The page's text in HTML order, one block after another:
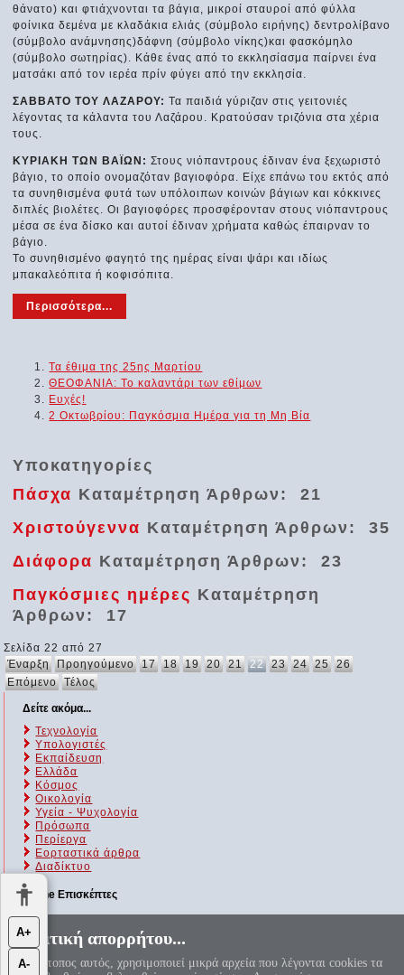
θάνατο) και φτιάχνονται τα βάγια, μικροί σταυροί από φύλλα
φοίνικα δεμένα με κλαδάκια ελιάς (σύμβολο ειρήνης) δεντρολίβανο
(σύμβολο ανάμνησης)δάφνη (σύμβολο νίκης)και φασκόμηλο
(σύμβολο σωτηρίας). Κάθε ένας από το εκκλησίασμα παίρνει ένα
ματσάκι από τον ιερέα πρίν φύγει από την εκκλησία.
ΣΑΒΒΑΤΟ ΤΟΥ ΛΑΖΑΡΟΥ: Τα παιδιά γύριζαν στις γειτονιές
λέγοντας τα κάλαντα του Λαζάρου. Κρατούσαν τριζόνια στα χέρια
τους.
ΚΥΡΙΑΚΗ ΤΩΝ ΒΑΪΩΝ: Στους νιόπαντρους έδιναν ένα ξεχωριστό
βάγιο, το οποίο ονομαζόταν βαγιοφόρα. Είχε επάνω του εκτός από
τα συνηθισμένα φυτά των υπόλοιπων κοινών βάγιων και κόκκινες
διπλές βιολέτες. Οι βαγιοφόρες προσφέρονταν στους νιόπαντρους
μέσα σε ένα δίσκο και αυτοί έδιναν χρήματα καθώς έπαιρναν το
βάγιο.
Το συνηθισμένο φαγητό της ημέρας είναι ψάρι και ιδίως
μπακαλεόπιτα ή κοφισόπιτα.
Περισσότερα...
Τα έθιμα της 25ης Μαρτίου
ΘΕΟΦΑΝΙΑ: Το καλαντάρι των εθίμων
Ευχές!
2 Οκτωβρίου: Παγκόσμια Ημέρα για τη Μη Βία
Υποκατηγορίες
Πάσχα Καταμέτρηση Άρθρων: 21
Χριστούγεννα Καταμέτρηση Άρθρων: 35
Διάφορα Καταμέτρηση Άρθρων: 23
Παγκόσμιες ημέρες Καταμέτρηση
Άρθρων: 17
Σελίδα 22 από 27
Έναρξη Προηγούμενο 17 18 19 20 21 22 23 24 25 26
Επόμενο Τέλος
Δείτε ακόμα...
Τεχνολογία
Υπολογιστές
Εκπαίδευση
Ελλάδα
Κόσμος
Οικολογία
Υγεία - Ψυχολογία
Πρόσωπα
Περίεργα
Εορταστικά άρθρα
Διαδίκτυο
Online Επισκέπτες
Αυτήν τη στιγμή επισκέπτονται τον ιστότοπό μας 119 guests και
κανένα μέλος
«Αεί ο Θεός ο Μέγας γεωμετρεί, το κύκλου μήκος ίνα
Πολιτική απορρήτου...
Ο ιστότοπος αυτός, χρησιμοποιεί μικρά αρχεία που λέγονται cookies τα
Α+
Α-